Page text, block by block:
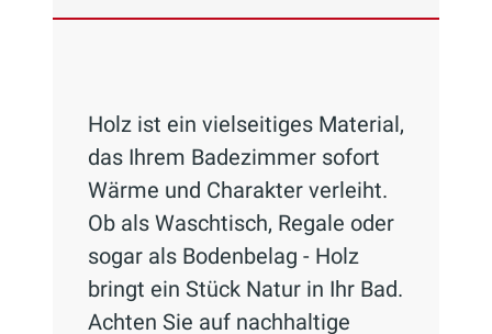
Holz ist ein vielseitiges Material,
das Ihrem Badezimmer sofort
Wärme und Charakter verleiht.
Ob als Waschtisch, Regale oder
sogar als Bodenbelag - Holz
bringt ein Stück Natur in Ihr Bad.
Achten Sie auf nachhaltige